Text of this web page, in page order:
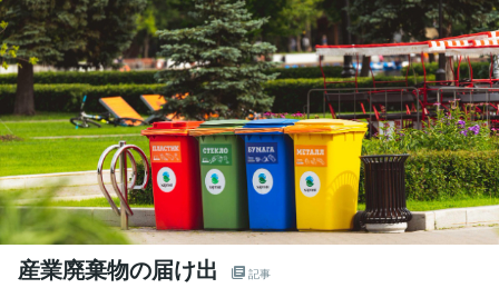
産業廃棄物の届け出 記事